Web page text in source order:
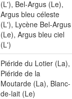
(L'), Bel-Argus (Le),
Argus bleu céleste
(L'), Lycène Bel-Argus
(Le), Argus bleu ciel
(L')
Piéride du Lotier (La),
Piéride de la
Moutarde (La), Blanc-
de-lait (Le)